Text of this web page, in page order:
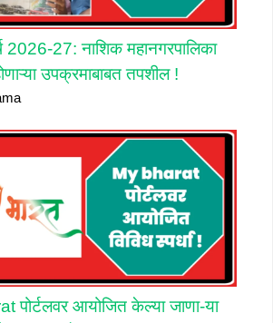
2026-27: नाशिक महानगरपालिका
उपक्रमाबाबत तपशील !
पोर्टलवर आयोजित केल्या जाणा-या